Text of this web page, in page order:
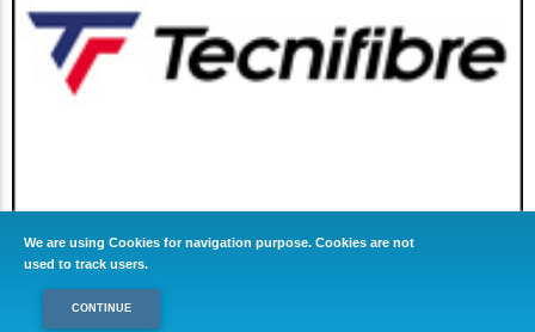
We are using Cookies for navigation purpose. Cookies are not
used to track users.
CONTINUE